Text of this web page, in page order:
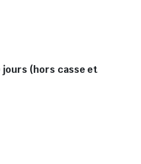
(hors casse et